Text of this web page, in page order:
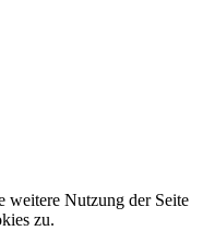
weitere Nutzung der Seite
zu.